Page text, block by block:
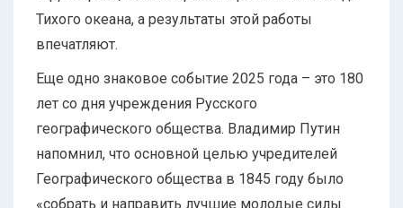
Тихого океана, а результаты этой работы
впечатляют.
Еще одно знаковое событие 2025 года – это 180
лет со дня учреждения Русского
географического общества. Владимир Путин
напомнил, что основной целью учредителей
Географического общества в 1845 году было
«собрать и направить лучшие молодые силы